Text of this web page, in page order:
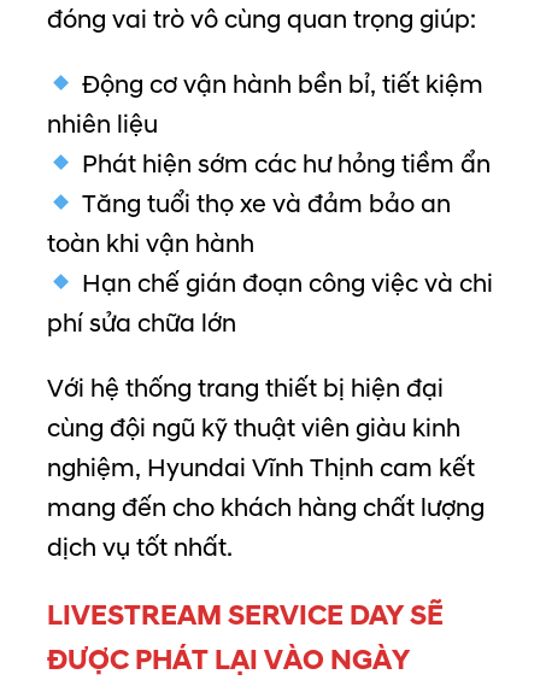
đóng vai trò vô cùng quan trọng giúp:
Động cơ vận hành bền bỉ, tiết kiệm
nhiên liệu
Phát hiện sớm các hư hỏng tiềm ẩn
Tăng tuổi thọ xe và đảm bảo an
toàn khi vận hành
Hạn chế gián đoạn công việc và chi
phí sửa chữa lớn
Với hệ thống trang thiết bị hiện đại
cùng đội ngũ kỹ thuật viên giàu kinh
nghiệm, Hyundai Vĩnh Thịnh cam kết
mang đến cho khách hàng chất lượng
dịch vụ tốt nhất.
LIVESTREAM SERVICE DAY SẼ
ĐƯỢC PHÁT LẠI VÀO NGÀY